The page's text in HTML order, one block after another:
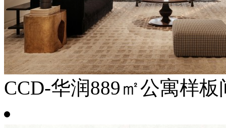
CCD-华润889㎡公寓样板